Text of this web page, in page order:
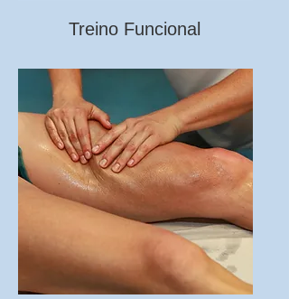
Treino Funcional